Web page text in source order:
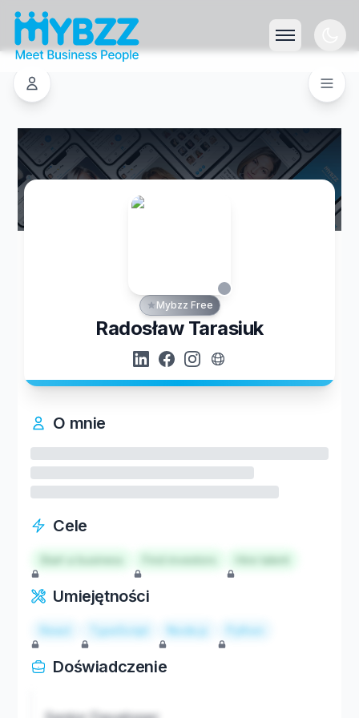
Mybzz Free
Radosław Tarasiuk
O mnie
Cele
Start a business Hire talent
Umiejętności
React TypeScript Node.js Python
Doświadczenie